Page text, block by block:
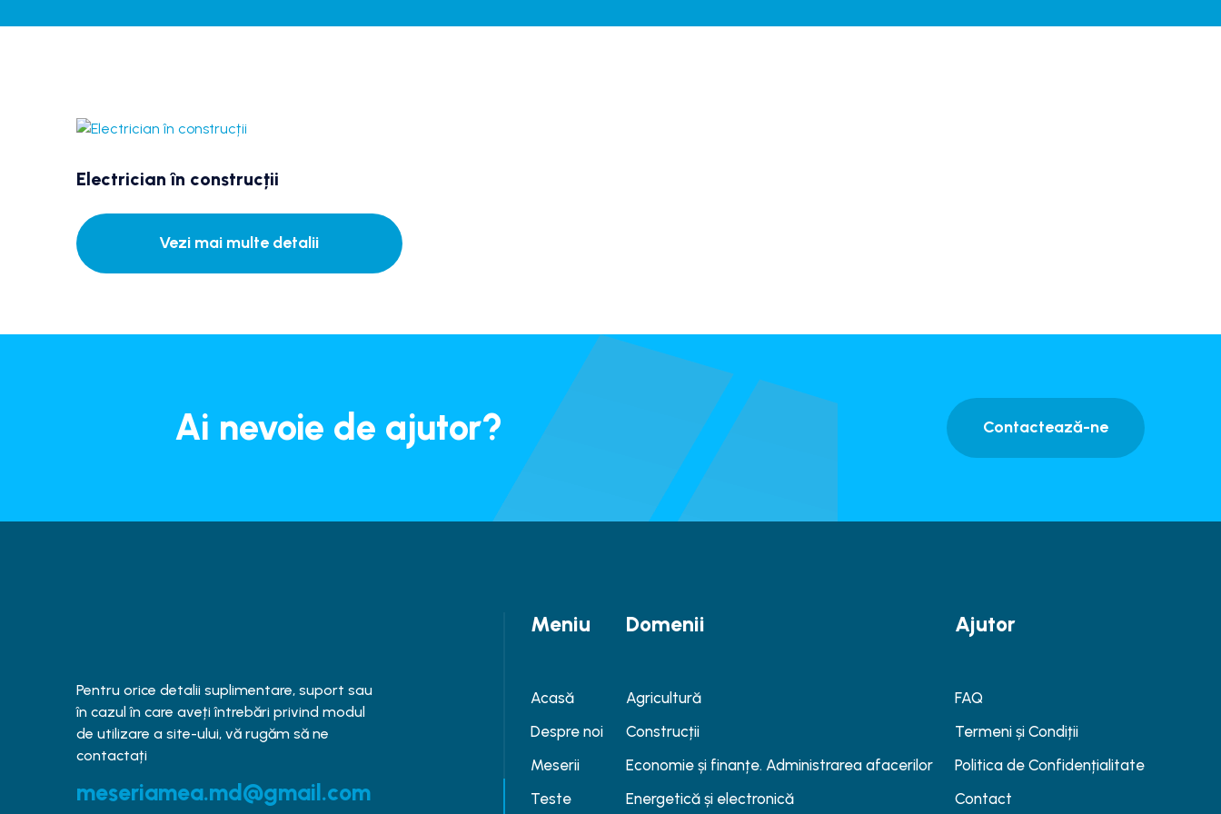
Electrician în construcții
Vezi mai multe detalii
Ai nevoie de ajutor? Contactează-ne
Pentru orice detalii suplimentare, suport sau
în cazul în care aveți întrebări privind modul
de utilizare a site-ului, vă rugăm să ne
contactați
meseriamea.md@gmail.com
Meniu
Acasă
Despre noi
Meserii
Teste
Domenii
Agricultură
Construcții
Economie și finanțe. Administrarea afacerilor
Energetică și electronică
Ajutor
FAQ
Termeni și Condiții
Politica de Confidențialitate
Contact